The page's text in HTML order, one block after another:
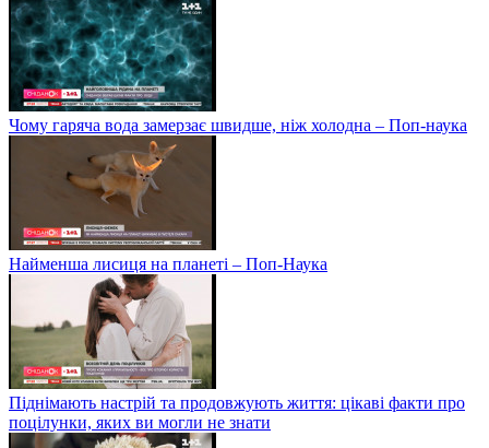
Чому гаряча вода замерзає швидше, ніж холодна – Поп-наука
Найменша лисиця на планеті – Поп-Наука
Піднімають настрій та продовжують життя: цікаві факти про
поцілунки, яких ви могли не знати